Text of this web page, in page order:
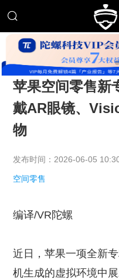
苹果空间零售新
戴AR眼镜、
物
发布时间：2026-06-05
空间零售
编译/VR陀螺
近日，苹果一项全新
机生成的虚拟环境中